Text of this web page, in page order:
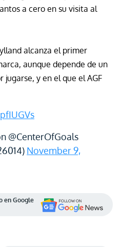
a cero en su visita al
alcanza el primer
aunque depende de un
y en el que el AGF
@CenterOfGoals
November 9,
en Google